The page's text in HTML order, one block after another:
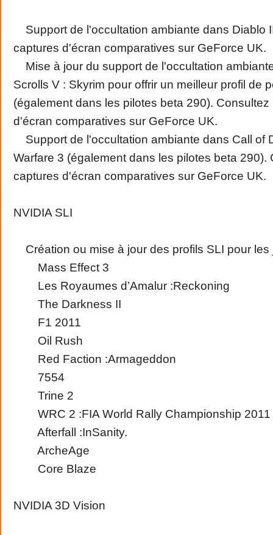
Support de l'occultation ambiante dans Diablo
captures d'écran comparatives sur GeForce UK.
Mise à jour du support de l'occultation
Scrolls V : Skyrim pour offrir un meilleur profil de
(également dans les pilotes beta 290).
d'écran comparatives sur GeForce UK.
Support de l'occultation ambiante dans Call of
Warfare 3 (également dans les pilotes beta 290).
captures d'écran comparatives sur GeForce UK.
NVIDIA SLI
Création ou mise à jour des profils SLI pour les
Mass Effect 3
Les Royaumes d’Amalur :Reckoning
The Darkness II
F1 2011
Oil Rush
Red Faction :Armageddon
7554
Trine 2
WRC 2 :FIA World Rally Championship 2011
Afterfall :InSanity.
ArcheAge
Core Blaze
NVIDIA 3D Vision